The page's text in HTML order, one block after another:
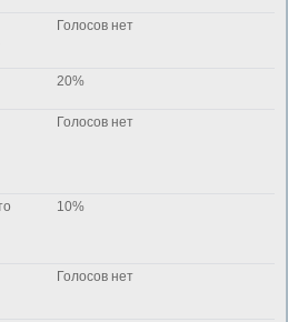
Голосов нет
20%
Голосов нет
10%
Голосов нет